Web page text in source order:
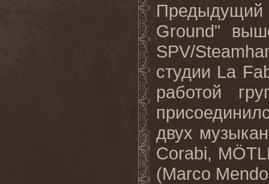
Предыдущий
Ground"
SPV/
студии La
работой
двух
Corabi, MÖ
(Marco